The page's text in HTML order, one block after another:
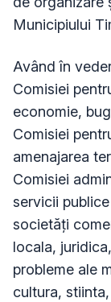
Municipiului
Având în
Comisiei
economie,
Comisiei
amenajarea
Comisiei
servicii
societăți
locala,
probleme ale
cultura,